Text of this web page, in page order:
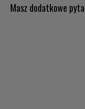
Masz dodatkowe